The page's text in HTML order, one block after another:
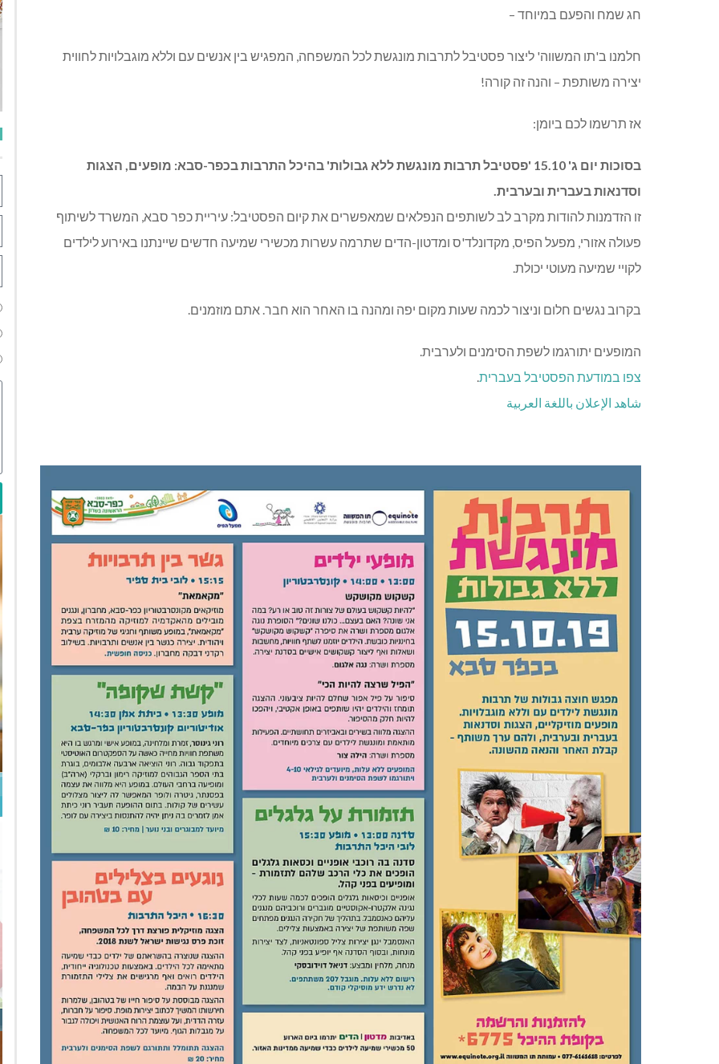
חג שמח והפעם במיוחד –
חלמנו ב'תו המשווה' ליצור פסטיבל לתרבות מונגשת לכל המשפחה, המפגיש בין אנשים עם וללא מוגבלויות לחווית
יצירה משותפת – והנה זה קורה!
אז תרשמו לכם ביומן:
בסוכות יום ג' 15.10 'פסטיבל תרבות מונגשת ללא גבולות' בהיכל התרבות בכפר-סבא: מופעים, הצגות
וסדנאות בעברית ובערבית.
זו הזדמנות להודות מקרב לב לשותפים הנפלאים שמאפשרים את קיום הפסטיבל: עיריית כפר סבא, המשרד לשיתוף
פעולה אזורי, מפעל הפיס, מקדונלד'ס ומדטון-הדים שתרמה עשרות מכשירי שמיעה חדשים שיינתנו באירוע לילדים
לקויי שמיעה מעוטי יכולת.
בקרוב נגשים חלום וניצור לכמה שעות מקום יפה ומהנה בו האחר הוא חבר. אתם מוזמנים.
המופעים יתורגמו לשפת הסימנים ולערבית.
צפו במודעת הפסטיבל בעברית.
شاهد الإعلان باللغة العربية